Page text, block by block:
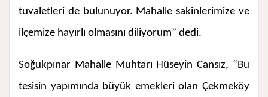
tuvaletleri de bulunuyor. Mahalle sakinlerimize ve
ilçemize hayırlı olmasını diliyorum” dedi.
Soğukpınar Mahalle Muhtarı Hüseyin Cansız, “Bu
tesisin yapımında büyük emekleri olan Çekmeköy